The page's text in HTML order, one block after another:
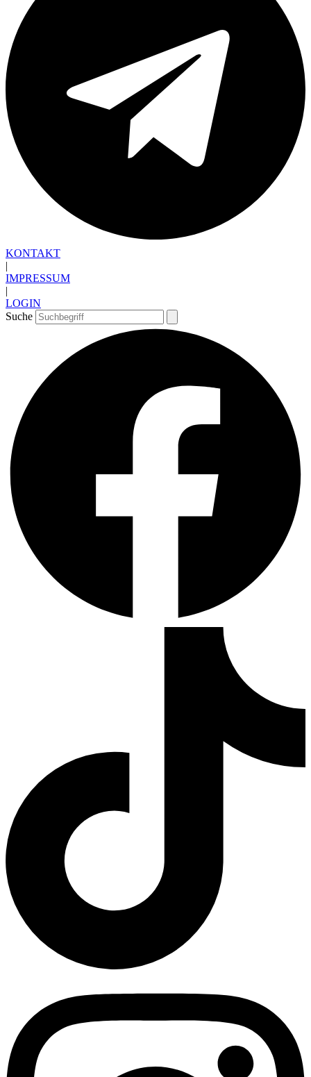
KONTAKT
|
IMPRESSUM
|
LOGIN
Suche